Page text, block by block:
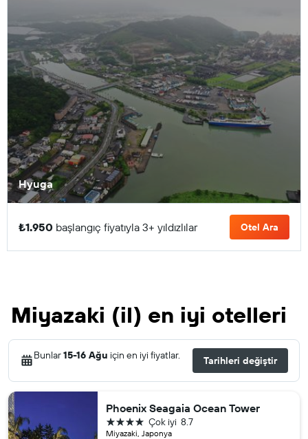
Hyuga
₺1.950 başlangıç fiyatıyla 3+ yıldızlılar Otel Ara
Miyazaki (il) en iyi otelleri
Bunlar15-16 Ağu için en iyi fiyatlar. Tarihleri değiştir
Phoenix Seagaia Ocean Tower
Miyazaki, Japonya
8.7
Çok iyi
4 yıldız